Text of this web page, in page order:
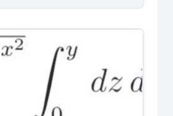
TÉCNICO A